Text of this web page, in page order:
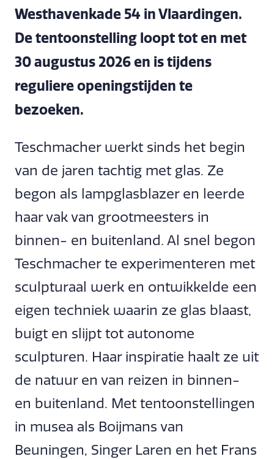
Westhavenkade 54 in Vlaardingen.
De tentoonstelling loopt tot en met
30 augustus 2026 en is tijdens
reguliere openingstijden te
bezoeken.
Teschmacher werkt sinds het begin
van de jaren tachtig met glas. Ze
begon als lampglasblazer en leerde
haar vak van grootmeesters in
binnen- en buitenland. Al snel begon
Teschmacher te experimenteren met
sculpturaal werk en ontwikkelde een
eigen techniek waarin ze glas blaast,
buigt en slijpt tot autonome
sculpturen. Haar inspiratie haalt ze uit
de natuur en van reizen in binnen-
en buitenland. Met tentoonstellingen
in musea als Boijmans van
Beuningen, Singer Laren en het Frans